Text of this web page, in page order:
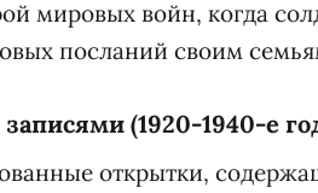
мировых войн, когда
посланий своим
(1920-1940-е
открытки,